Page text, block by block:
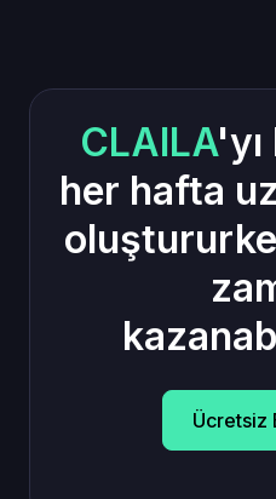
CLAILA
her hafta
Ücretsiz